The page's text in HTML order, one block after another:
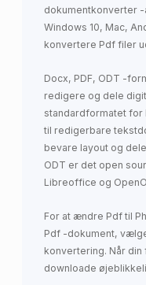
dokumentkonverter
Windows 10, Mac,
konvertere Pdf filer
Docx, PDF, ODT -
redigere og dele
standardformatet
til redigerbare
bevare layout og
ODT er det open
Libreoffice og
For at ændre Pdf til
Pdf -dokument,
konvertering. Når
downloade